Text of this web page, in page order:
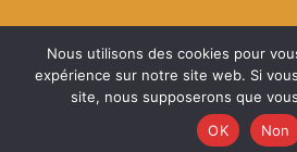
Nous utilisons des cookies pour
expérience sur notre site web. Si
site, nous supposerons que
OK
Non